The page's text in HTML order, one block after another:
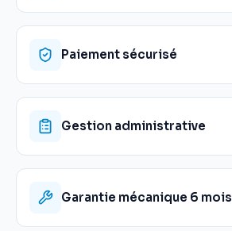
Paiement sécurisé
Gestion administrative
Garantie mécanique 6 mois